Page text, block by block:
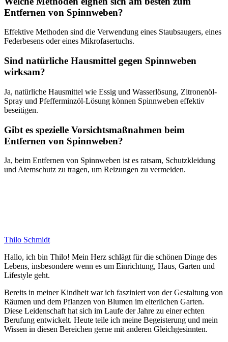
Entfernen von Spinnweben?
Effektive Methoden sind die Verwendung eines Staubsaugers, eines
Federbesens oder eines Mikrofasertuchs.
Sind natürliche Hausmittel gegen Spinnweben
wirksam?
Ja, natürliche Hausmittel wie Essig und Wasserlösung, Zitronenöl-
Spray und Pfefferminzöl-Lösung können Spinnweben effektiv
beseitigen.
Gibt es spezielle Vorsichtsmaßnahmen beim
Entfernen von Spinnweben?
Ja, beim Entfernen von Spinnweben ist es ratsam, Schutzkleidung
und Atemschutz zu tragen, um Reizungen zu vermeiden.
Thilo Schmidt
Hallo, ich bin Thilo! Mein Herz schlägt für die schönen Dinge des
Lebens, insbesondere wenn es um Einrichtung, Haus, Garten und
Lifestyle geht.
Bereits in meiner Kindheit war ich fasziniert von der Gestaltung von
Räumen und dem Pflanzen von Blumen im elterlichen Garten.
Diese Leidenschaft hat sich im Laufe der Jahre zu einer echten
Berufung entwickelt. Heute teile ich meine Begeisterung und mein
Wissen in diesen Bereichen gerne mit anderen Gleichgesinnten.